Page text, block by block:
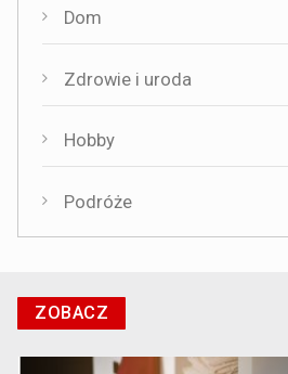
Dom
Zdrowie i uroda
Hobby
Podróże
ZOBACZ